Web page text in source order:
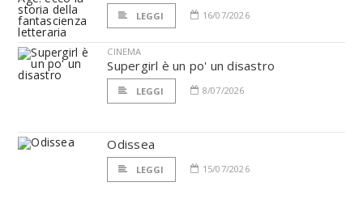
LEGGI 16/07/2026
CINEMA
Supergirl è un po' un disastro
LEGGI 8/07/2026
Odissea
LEGGI 15/07/2026